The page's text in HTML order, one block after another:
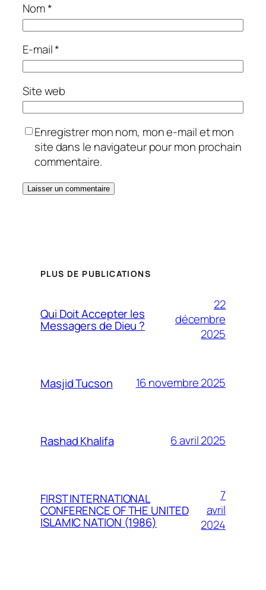
Nom*
E-mail*
Site web
Enregistrer mon nom, mon e-mail et mon
site dans le navigateur pour mon prochain
commentaire.
PLUS DE PUBLICATIONS
Qui Doit Accepter les
Messagers de Dieu ?
22
décembre
2025
Masjid Tucson 16 novembre 2025
Rashad Khalifa 6 avril 2025
FIRST INTERNATIONAL
CONFERENCE OF THE UNITED
ISLAMIC NATION (1986)
7
avril
2024